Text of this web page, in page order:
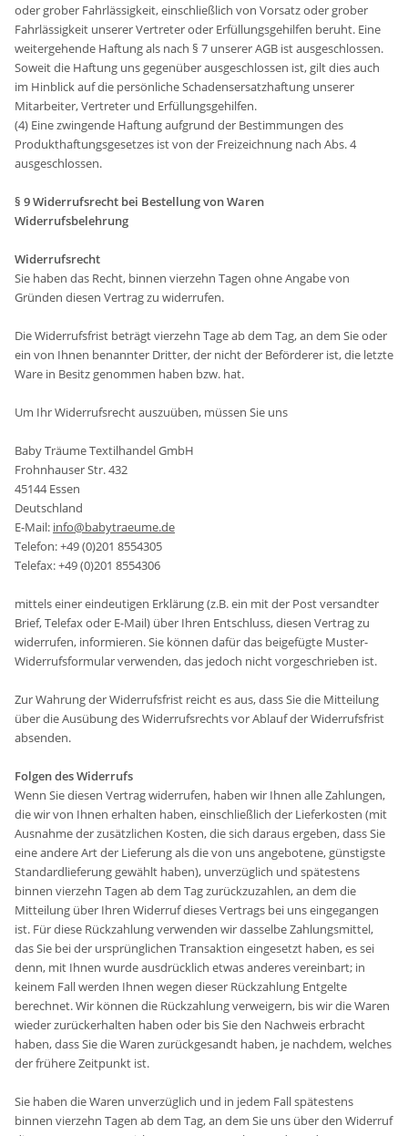
oder grober Fahrlässigkeit, einschließlich von Vorsatz oder grober
Fahrlässigkeit unserer Vertreter oder Erfüllungsgehilfen beruht. Eine
weitergehende Haftung als nach § 7 unserer AGB ist ausgeschlossen.
Soweit die Haftung uns gegenüber ausgeschlossen ist, gilt dies auch
im Hinblick auf die persönliche Schadensersatzhaftung unserer
Mitarbeiter, Vertreter und Erfüllungsgehilfen.
(4) Eine zwingende Haftung aufgrund der Bestimmungen des
Produkthaftungsgesetzes ist von der Freizeichnung nach Abs. 4
ausgeschlossen.
§ 9 Widerrufsrecht bei Bestellung von Waren
Widerrufsbelehrung
Widerrufsrecht
Sie haben das Recht, binnen vierzehn Tagen ohne Angabe von
Gründen diesen Vertrag zu widerrufen.
Die Widerrufsfrist beträgt vierzehn Tage ab dem Tag, an dem Sie oder
ein von Ihnen benannter Dritter, der nicht der Beförderer ist, die letzte
Ware in Besitz genommen haben bzw. hat.
Um Ihr Widerrufsrecht auszuüben, müssen Sie uns
Baby Träume Textilhandel GmbH
Frohnhauser Str. 432
45144 Essen
Deutschland
E-Mail: info@babytraeume.de
Telefon: +49 (0)201 8554305
Telefax: +49 (0)201 8554306
mittels einer eindeutigen Erklärung (z.B. ein mit der Post versandter
Brief, Telefax oder E-Mail) über Ihren Entschluss, diesen Vertrag zu
widerrufen, informieren. Sie können dafür das beigefügte Muster-
Widerrufsformular verwenden, das jedoch nicht vorgeschrieben ist.
Zur Wahrung der Widerrufsfrist reicht es aus, dass Sie die Mitteilung
über die Ausübung des Widerrufsrechts vor Ablauf der Widerrufsfrist
absenden.
Folgen des Widerrufs
Wenn Sie diesen Vertrag widerrufen, haben wir Ihnen alle Zahlungen,
die wir von Ihnen erhalten haben, einschließlich der Lieferkosten (mit
Ausnahme der zusätzlichen Kosten, die sich daraus ergeben, dass Sie
eine andere Art der Lieferung als die von uns angebotene, günstigste
Standardlieferung gewählt haben), unverzüglich und spätestens
binnen vierzehn Tagen ab dem Tag zurückzuzahlen, an dem die
Mitteilung über Ihren Widerruf dieses Vertrags bei uns eingegangen
ist. Für diese Rückzahlung verwenden wir dasselbe Zahlungsmittel,
das Sie bei der ursprünglichen Transaktion eingesetzt haben, es sei
denn, mit Ihnen wurde ausdrücklich etwas anderes vereinbart; in
keinem Fall werden Ihnen wegen dieser Rückzahlung Entgelte
berechnet. Wir können die Rückzahlung verweigern, bis wir die Waren
wieder zurückerhalten haben oder bis Sie den Nachweis erbracht
haben, dass Sie die Waren zurückgesandt haben, je nachdem, welches
der frühere Zeitpunkt ist.
Sie haben die Waren unverzüglich und in jedem Fall spätestens
binnen vierzehn Tagen ab dem Tag, an dem Sie uns über den Widerruf